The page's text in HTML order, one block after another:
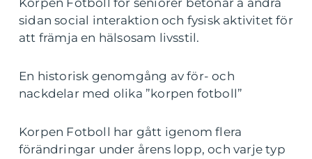
Korpen Fotboll för seniorer betonar å andra
sidan social interaktion och fysisk aktivitet för
att främja en hälsosam livsstil.
En historisk genomgång av för- och
nackdelar med olika ”korpen fotboll”
Korpen Fotboll har gått igenom flera
förändringar under årens lopp, och varje typ